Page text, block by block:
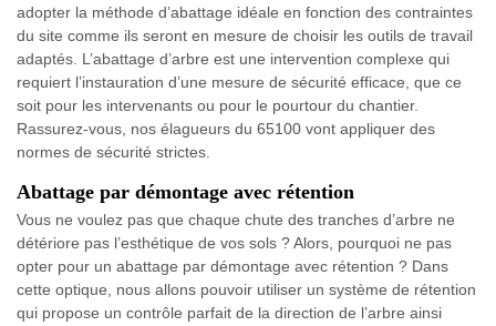
adopter la méthode d’abattage idéale en fonction des contraintes
du site comme ils seront en mesure de choisir les outils de travail
adaptés. L’abattage d’arbre est une intervention complexe qui
requiert l’instauration d’une mesure de sécurité efficace, que ce
soit pour les intervenants ou pour le pourtour du chantier.
Rassurez-vous, nos élagueurs du 65100 vont appliquer des
normes de sécurité strictes.
Abattage par démontage avec rétention
Vous ne voulez pas que chaque chute des tranches d’arbre ne
détériore pas l’esthétique de vos sols ? Alors, pourquoi ne pas
opter pour un abattage par démontage avec rétention ? Dans
cette optique, nous allons pouvoir utiliser un système de rétention
qui propose un contrôle parfait de la direction de l’arbre ainsi